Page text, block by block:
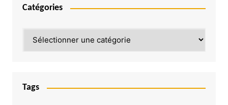
Catégories
Tags